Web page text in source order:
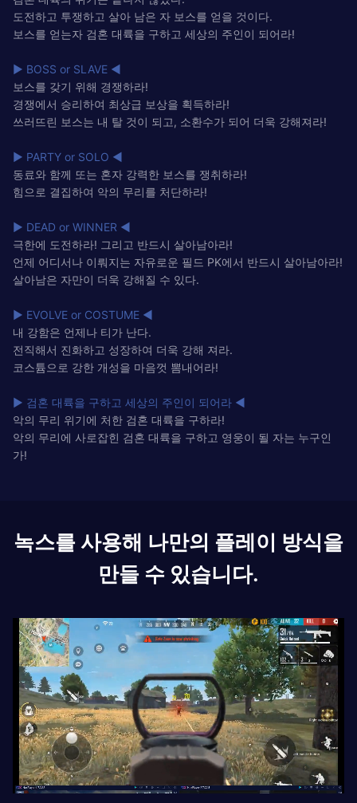
도전하고 투쟁하고 살아 남은 자 보스를 얻을 것이다.
보스를 얻는자 검혼 대륙을 구하고 세상의 주인이 되어라!
▶ BOSS or SLAVE ◀
보스를 갖기 위해 경쟁하라!
경쟁에서 승리하여 최상급 보상을 획득하라!
쓰러뜨린 보스는 내 탈 것이 되고, 소환수가 되어 더욱 강해져라!
▶ PARTY or SOLO ◀
동료와 함께 또는 혼자 강력한 보스를 쟁취하라!
힘으로 결집하여 악의 무리를 처단하라!
▶ DEAD or WINNER ◀
극한에 도전하라! 그리고 반드시 살아남아라!
언제 어디서나 이뤄지는 자유로운 필드 PK에서 반드시 살아남아라!
살아남은 자만이 더욱 강해질 수 있다.
▶ EVOLVE or COSTUME ◀
내 강함은 언제나 티가 난다.
전직해서 진화하고 성장하여 더욱 강해 져라.
코스튬으로 강한 개성을 마음껏 뽐내어라!
▶ 검혼 대륙을 구하고 세상의 주인이 되어라 ◀
악의 무리 위기에 처한 검혼 대륙을 구하라!
악의 무리에 사로잡힌 검혼 대륙을 구하고 영웅이 될 자는 누구인
가!
녹스를 사용해 나만의 플레이 방식을
만들 수 있습니다.